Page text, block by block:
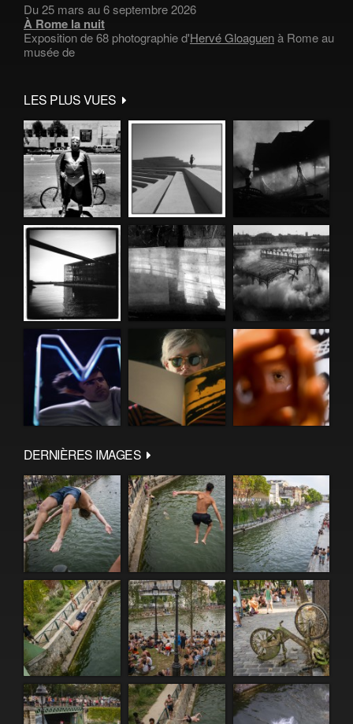
Du 25 mars au 6 septembre 2026
À Rome la nuit
Exposition de 68 photographie d'Hervé Gloaguenà Rome au
musée de
LES PLUS VUES
DERNIÈRES IMAGES